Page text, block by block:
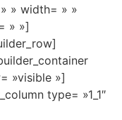
» width= » »
» »]
»visible »]
type= »1_1″